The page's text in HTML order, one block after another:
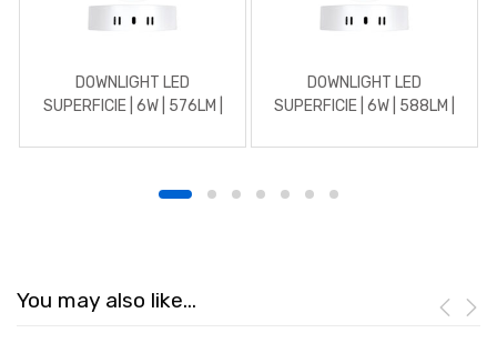
DOWNLIGHT LED
SUPERFICIE | 6W | 576LM |
BLANCO
DOWNLIGHT LED
SUPERFICIE | 6W | 588LM |
BLANCO
You may also like…